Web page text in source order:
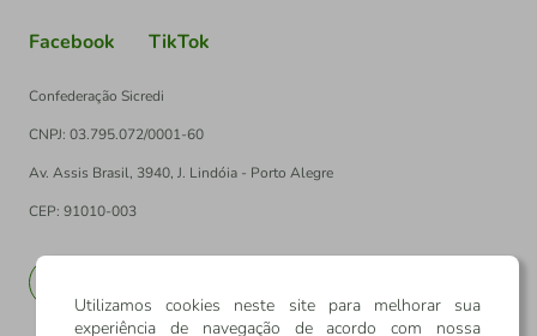
Facebook TikTok
Confederação Sicredi
CNPJ: 03.795.072/0001-60
Av. Assis Brasil, 3940, J. Lindóia - Porto Alegre
CEP: 91010-003
Utilizamos cookies neste site para melhorar sua
experiência de navegação de acordo com nossa